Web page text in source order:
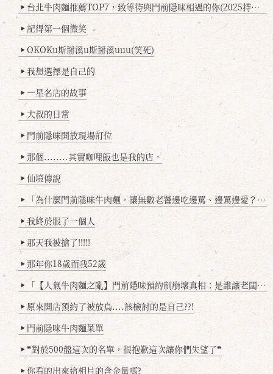
▶ 台北牛肉麵推薦TOP7，致等待與門前隱味相遇的你(2025持續更新
▶ 記得第一個微笑
▶ OKOKu斯掰溪u斯掰溪uuu(笑死)
▶ 我想選擇是自己的
▶ 一星名店的故事
▶ 大叔的日常
▶ 門前隱味開放現場訂位
▶ 那個........其實咖哩飯也是我的店，
▶ 仙境傳說
▶ 「為什麼門前隱味牛肉麵，讓無數老饕邊吃邊罵、邊罵邊愛？小辣雞揭密！」
▶ 我終於服了一個人
▶ 那天我被搶了!!!!!
▶ 那年你18歲而我52歲
▶ 「【人氣牛肉麵之亂】門前隱味預約制崩壞真相：是誰讓老闆心灰意冷？」
▶ 原來開店預約了被放鳥....該檢討的是自己??!
▶ 門前隱味牛肉麵菜單
▶ ❞對於500盤這次的名單，很抱歉這次讓你們失望了❞
▶ 你看的出來這相片的含金量嗎?